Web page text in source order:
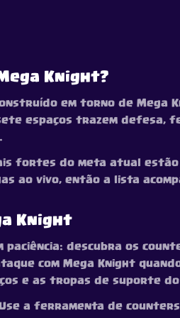
Knight?
em torno de
espaços trazem defesa,
fortes do meta atual
ao vivo, então a lista
Knight
paciência: descubra os
com Mega Knight
e as tropas de suporte do
a ferramenta de